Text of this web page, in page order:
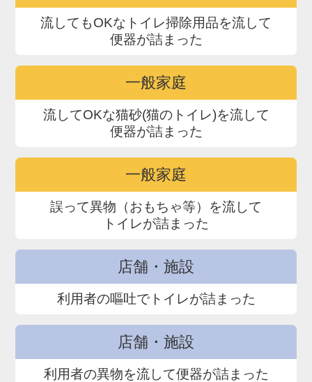
流してもOKなトイレ掃除用品を流して
便器が詰まった
一般家庭
流してOKな猫砂(猫のトイレ)を流して
便器が詰まった
一般家庭
誤って異物（おもちゃ等）を流して
トイレが詰まった
店舗・施設
利用者の嘔吐でトイレが詰まった
店舗・施設
利用者の異物を流して便器が詰まった